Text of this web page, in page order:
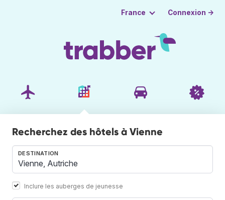
France Connexion →
Recherchez des hôtels à Vienne
DESTINATION
Inclure les auberges de jeunesse